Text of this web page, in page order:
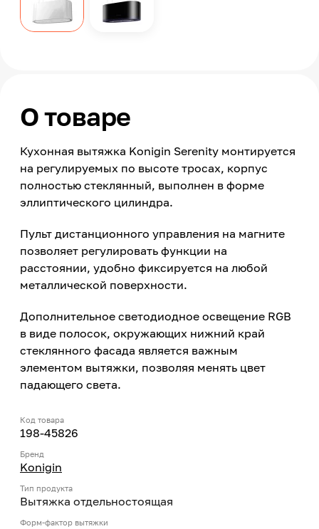
О товаре
Кухонная вытяжка Konigin Serenity монтируется
на регулируемых по высоте тросах, корпус
полностью стеклянный, выполнен в форме
эллиптического цилиндра.
Пульт дистанционного управления на магните
позволяет регулировать функции на
расстоянии, удобно фиксируется на любой
металлической поверхности.
Дополнительное светодиодное освещение RGB
в виде полосок, окружающих нижний край
стеклянного фасада является важным
элементом вытяжки, позволяя менять цвет
падающего света.
Код товара
198-45826
Бренд
Konigin
Тип продукта
Вытяжка отдельностоящая
Форм-фактор вытяжки